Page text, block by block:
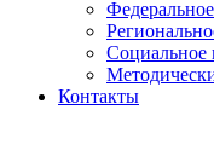
Социальное
Контакты